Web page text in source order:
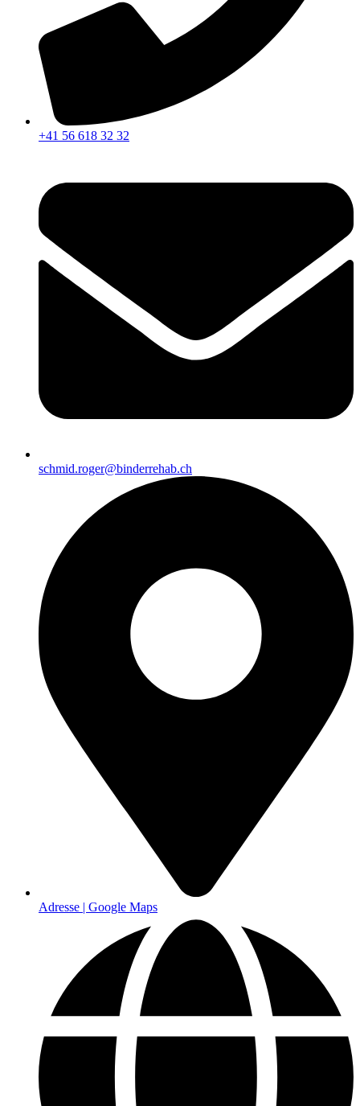
+41 56 618 32 32
schmid.roger@binderrehab.ch
Adresse | Google Maps